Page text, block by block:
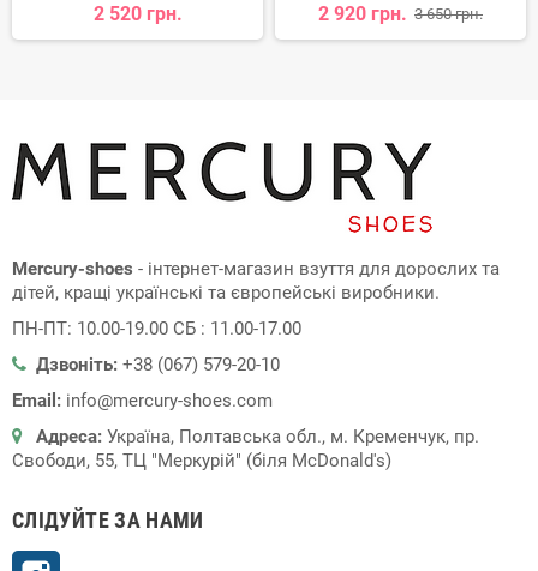
2 520 грн. 2 920 грн. 3 650 грн.
Mercury-shoes - інтернет-магазин взуття для дорослих та
дітей, кращі українські та європейські виробники.
ПН-ПТ: 10.00-19.00 СБ : 11.00-17.00
Дзвоніть: +38 (067) 579-20-10
Email: info@mercury-shoes.com
Адреса: Україна, Полтавська обл., м. Кременчук, пр.
Свободи, 55, ТЦ "Меркурій" (біля McDonald's)
СЛІДУЙТЕ ЗА НАМИ